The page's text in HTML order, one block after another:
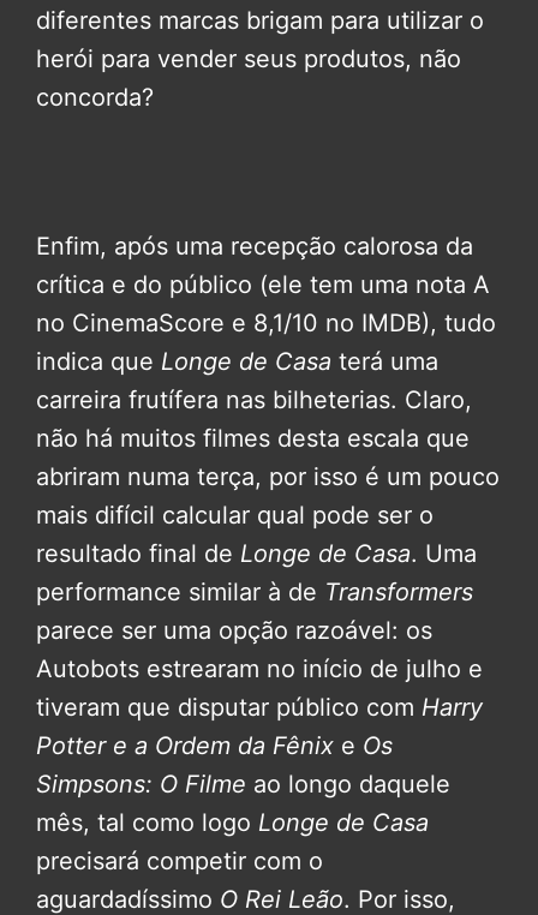
diferentes marcas brigam para utilizar o
herói para vender seus produtos, não
concorda?
Enfim, após uma recepção calorosa da
crítica e do público (ele tem uma nota A
no CinemaScore e 8,1/10 no IMDB), tudo
indica que Longe de Casa terá uma
carreira frutífera nas bilheterias. Claro,
não há muitos filmes desta escala que
abriram numa terça, por isso é um pouco
mais difícil calcular qual pode ser o
resultado final de Longe de Casa. Uma
performance similar à de Transformers
parece ser uma opção razoável: os
Autobots estrearam no início de julho e
tiveram que disputar público com Harry
Potter e a Ordem da Fênix e Os
Simpsons: O Filme ao longo daquele
mês, tal como logo Longe de Casa
precisará competir com o
aguardadíssimo O Rei Leão. Por isso,